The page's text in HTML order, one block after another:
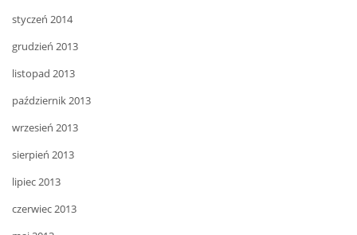
styczeń 2014
grudzień 2013
listopad 2013
październik 2013
wrzesień 2013
sierpień 2013
lipiec 2013
czerwiec 2013